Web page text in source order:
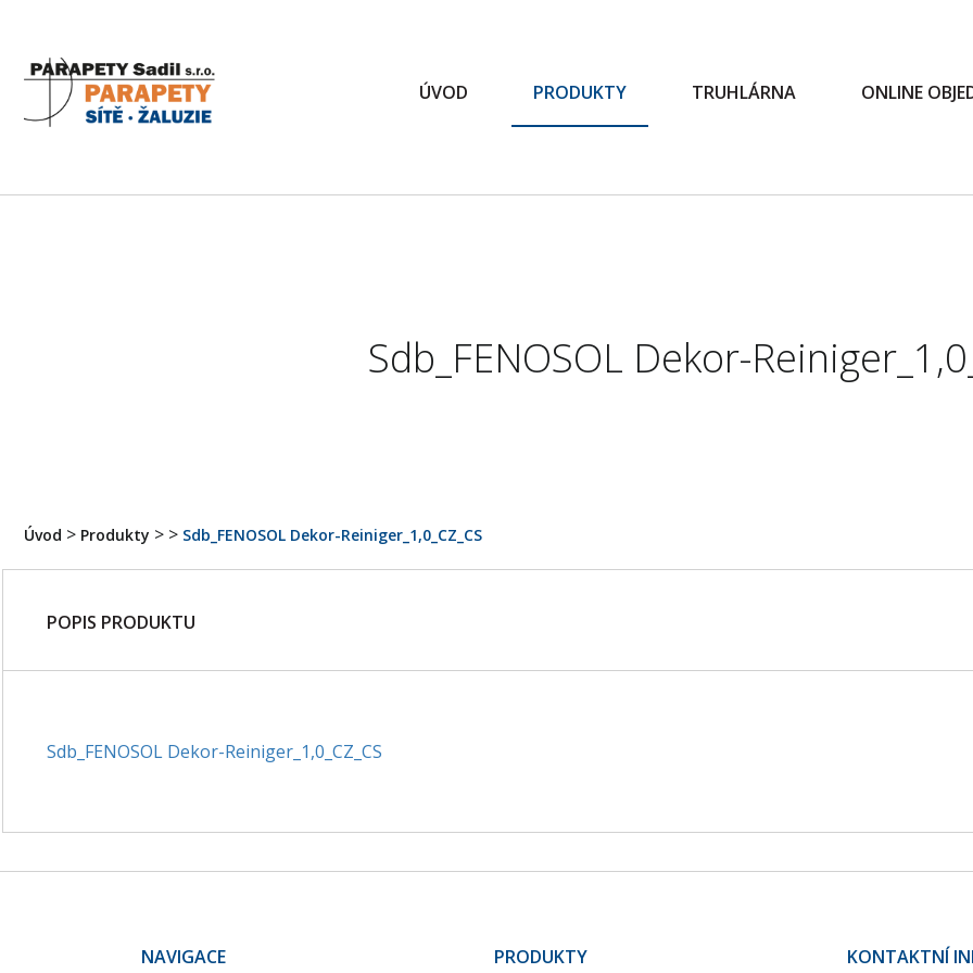
ÚVOD PRODUKTY TRUHLÁRNA ONLINE
Sdb_FENOSOL Dekor-
Úvod > Produkty > > Sdb_FENOSOL Dekor-Reiniger_1,0_CZ_CS
POPIS PRODUKTU
Sdb_FENOSOL Dekor-Reiniger_1,0_CZ_CS
NAVIGACE PRODUKTY KONTAKTNÍ